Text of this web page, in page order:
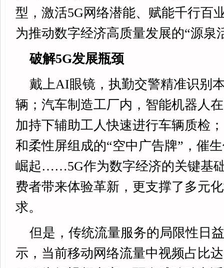
型，激活5G网络潜能、赋能千行百
为推动数字经济高质量发展的“源泉
破解5G发展瓶颈
戴上AI眼镜，执勤交警精准识别
辆；汽车制造工厂内，智能机器人
加持下辅助工人快速进行车辆质检
和柔性屏组成的“空中广告牌”，催
崛起……5G作为数字经济的关键基
费者带来体验革新，更支撑了多元
求。
但是，传统流量服务的局限性日
示，当前移动网络流量中视频占比